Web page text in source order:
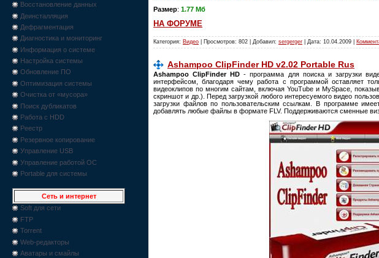
Восстановление данных
Деинсталляция
Дефрагментация
Диагностика и мониторинг
Информация о системе
Настройка системы
Обновление ПО
Оптимизация системы
Очистка от «мусора»
Поиск дубликатов
Работа с HDD
Реестр
Резервное копирование
Управление USB
Управление работой ОС
Portable для системы
Сеть и интернет
Soft для сети
FTP
Torrent
Web-редакторы
Аватары и смайлы
Размер: 1.77 Мб
НА ФОРУМЕ
Категория: Видео | Просмотров: 802 | Добавил: sergerger | Дата: 10.04.2009
Ashampoo ClipFinder HD v2.02 Portable Rus
Ashampoo ClipFinder HD- программа для поиска и загрузки
интерфейсом, благодаря чему работа с программой оставляет
видеоклипов по многим сайтам, включая YouTube и MySpace,
скриншот и др.). Перед загрузкой любого интересуемого видео
загрузки файлов по пользовательским ссылкам. В программе
добавлять любые файлы в формате FLV. Поддерживаются сменные